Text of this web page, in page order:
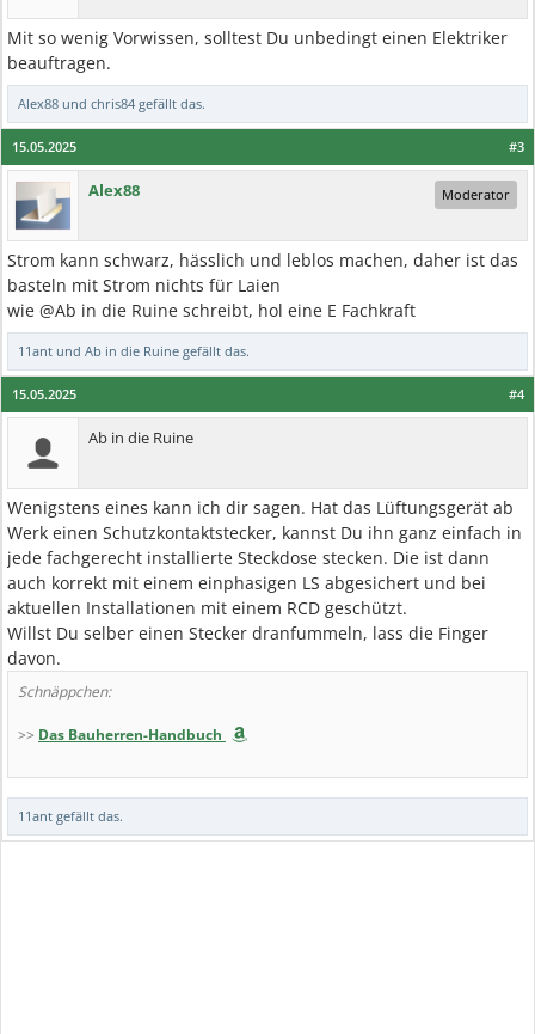
Mit so wenig Vorwissen, solltest Du unbedingt einen Elektriker
beauftragen.
Alex88 und chris84 gefällt das.
#3
15.05.2025
Alex88 Moderator
Strom kann schwarz, hässlich und leblos machen, daher ist das
basteln mit Strom nichts für Laien
wie @Ab in die Ruine schreibt, hol eine E Fachkraft
11ant und Ab in die Ruine gefällt das.
#4
15.05.2025
Ab in die Ruine
Wenigstens eines kann ich dir sagen. Hat das Lüftungsgerät ab
Werk einen Schutzkontaktstecker, kannst Du ihn ganz einfach in
jede fachgerecht installierte Steckdose stecken. Die ist dann
auch korrekt mit einem einphasigen LS abgesichert und bei
aktuellen Installationen mit einem RCD geschützt.
Willst Du selber einen Stecker dranfummeln, lass die Finger
davon.
Schnäppchen:
>> Das Bauherren-Handbuch
11ant gefällt das.